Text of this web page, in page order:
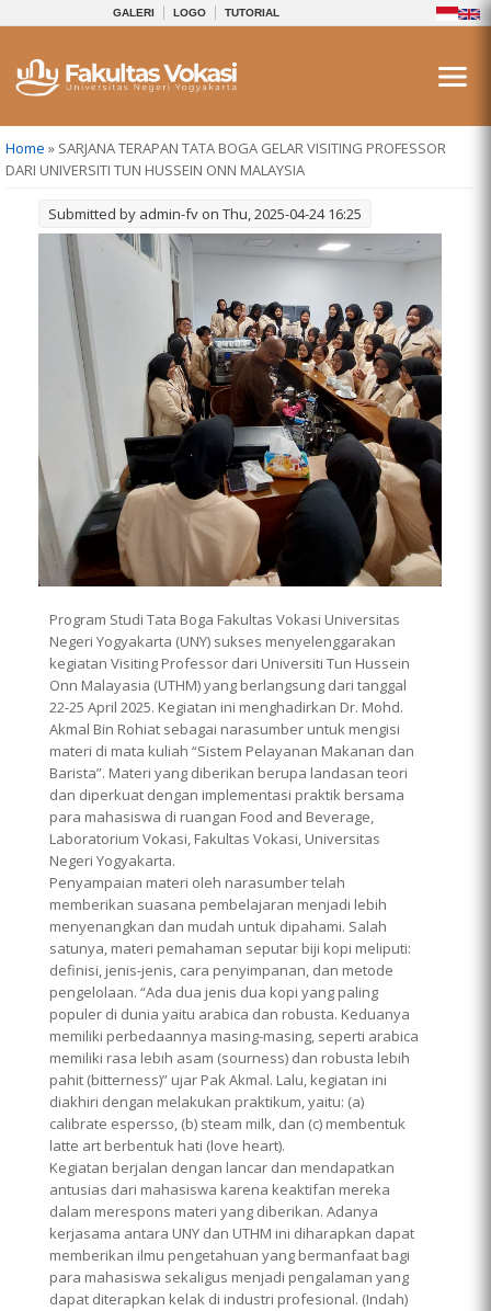
GALERI LOGO TUTORIAL
You are here
Home » SARJANA TERAPAN TATA BOGA GELAR VISITING PROFESSOR
DARI UNIVERSITI TUN HUSSEIN ONN MALAYSIA
Submitted by admin-fv on Thu, 2025-04-24 16:25
Program Studi Tata Boga Fakultas Vokasi Universitas
Negeri Yogyakarta (UNY) sukses menyelenggarakan
kegiatan Visiting Professor dari Universiti Tun Hussein
Onn Malayasia (UTHM) yang berlangsung dari tanggal
22-25 April 2025. Kegiatan ini menghadirkan Dr. Mohd.
Akmal Bin Rohiat sebagai narasumber untuk mengisi
materi di mata kuliah “Sistem Pelayanan Makanan dan
Barista”. Materi yang diberikan berupa landasan teori
dan diperkuat dengan implementasi praktik bersama
para mahasiswa di ruangan Food and Beverage,
Laboratorium Vokasi, Fakultas Vokasi, Universitas
Negeri Yogyakarta.
Penyampaian materi oleh narasumber telah
memberikan suasana pembelajaran menjadi lebih
menyenangkan dan mudah untuk dipahami. Salah
satunya, materi pemahaman seputar biji kopi meliputi:
definisi, jenis-jenis, cara penyimpanan, dan metode
pengelolaan. “Ada dua jenis dua kopi yang paling
populer di dunia yaitu arabica dan robusta. Keduanya
memiliki perbedaannya masing-masing, seperti arabica
memiliki rasa lebih asam (sourness) dan robusta lebih
pahit (bitterness)” ujar Pak Akmal. Lalu, kegiatan ini
diakhiri dengan melakukan praktikum, yaitu: (a)
calibrate espersso, (b) steam milk, dan (c) membentuk
latte art berbentuk hati (love heart).
Kegiatan berjalan dengan lancar dan mendapatkan
antusias dari mahasiswa karena keaktifan mereka
dalam merespons materi yang diberikan. Adanya
kerjasama antara UNY dan UTHM ini diharapkan dapat
memberikan ilmu pengetahuan yang bermanfaat bagi
para mahasiswa sekaligus menjadi pengalaman yang
dapat diterapkan kelak di industri profesional. (Indah)